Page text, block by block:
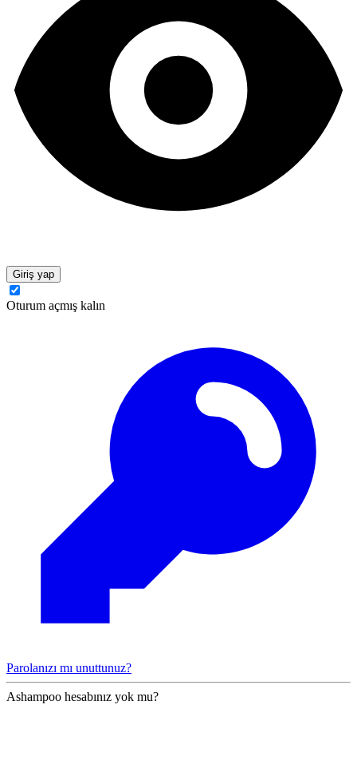
Giriş yap
Oturum açmış kalın
Parolanızı mı unuttunuz?
Ashampoo hesabınız yok mu?